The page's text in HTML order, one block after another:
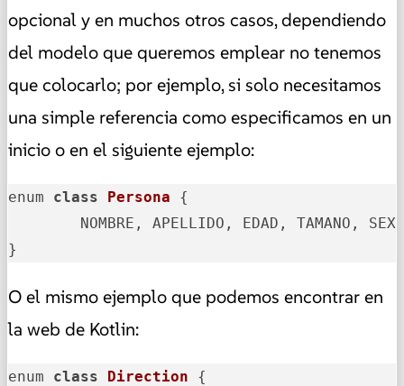
opcional y en muchos otros casos, dependiendo
del modelo que queremos emplear no tenemos
que colocarlo; por ejemplo, si solo necesitamos
una simple referencia como especificamos en un
inicio o en el siguiente ejemplo:
enum class Persona
{
}
O el mismo ejemplo que podemos encontrar en
la web de Kotlin:
enum class Direction
{